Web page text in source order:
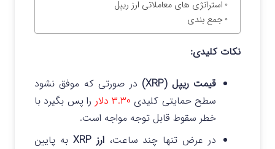
استراتژی های معاملاتی ارز ریپل
جمع بندی
نکات کلیدی:
قیمت ریپل (XRP)
در صورتی که موفق نشود
سطح حمایتی کلیدی ۳.۳۰ دلار
را پس بگیرد با
خطر سقوط قابل توجه مواجه است.
در عرض تنها چند ساعت،ارز XRP
به پایین